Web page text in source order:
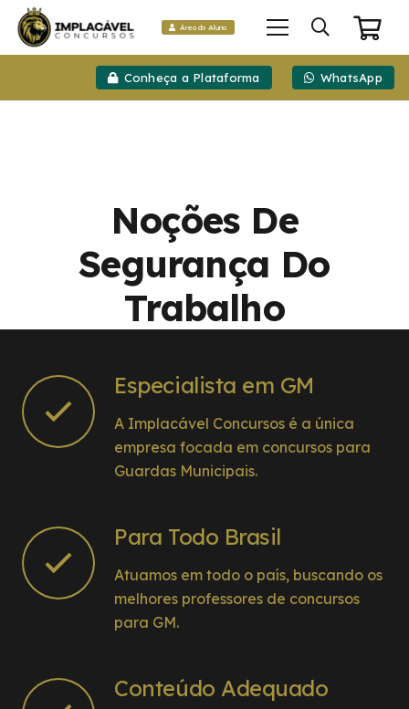
Área do Aluno
Conheça a Plataforma WhatsApp
Noções De
Segurança Do
Trabalho
Especialista em GM
A Implacável Concursos é a única
empresa focada em concursos para
Guardas Municipais.
Para Todo Brasil
Atuamos em todo o país, buscando os
melhores professores de concursos
para GM.
Conteúdo Adequado